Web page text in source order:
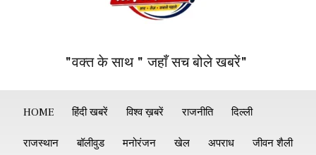
"वक्त के साथ " जहाँ सच बोले खबरें"
HOME हिंदी खबरें विश्व ख़बरें राजनीति दिल्ली
राजस्थान बॉलीवुड मनोरंजन खेल अपराध जीवन शैली